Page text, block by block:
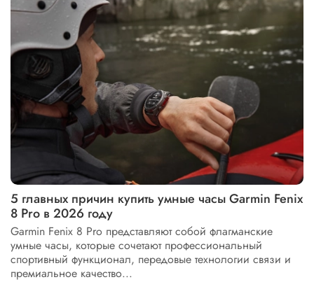
5 главных причин купить умные часы Garmin Fenix
8 Pro в 2026 году
Garmin Fenix 8 Pro представляют собой флагманские
умные часы, которые сочетают профессиональный
спортивный функционал, передовые технологии связи и
премиальное качество...